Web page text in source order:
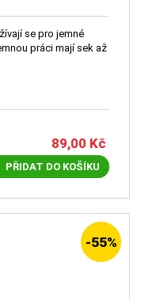
se pro jemné
práci mají sek až
89,00 Kč
PŘIDAT DO KOŠÍKU
-55%